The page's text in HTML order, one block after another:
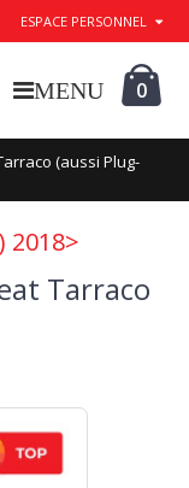
ESPACE PERSONNEL
0
(aussi Plug-
2018>
Tarraco